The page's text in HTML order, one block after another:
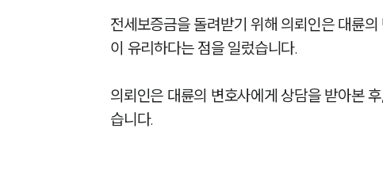
전세보증금을 돌려받기 위해 의뢰인은 대륜
이 유리하다는 점을 일렀습니다.
의뢰인은 대륜의 변호사에게 상담을 받아본
습니다.